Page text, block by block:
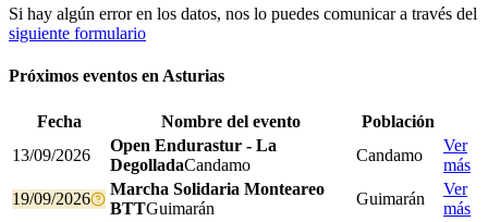
Si hay algún error en los datos, nos lo puedes comunicar a través del
siguiente formulario
Próximos eventos en Asturias
Fecha Nombre del evento
Población
13/09/2026
Open Endurastur - La
DegolladaCandamo
Candamo
Ver
más
19/09/2026
Marcha Solidaria Monteareo
BTTGuimarán
Guimarán
Ver
más